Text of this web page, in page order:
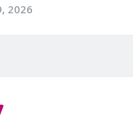
2026